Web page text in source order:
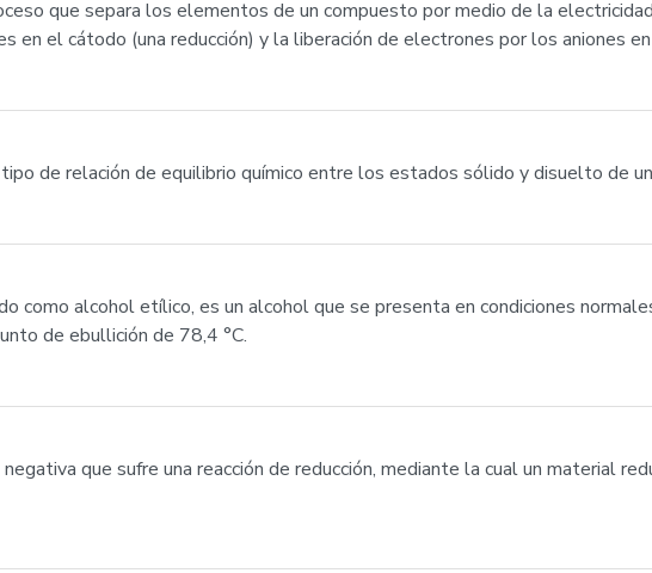
que separa los elementos de un compuesto por medio de la
en el cátodo (una reducción) y la liberación de electrones por los aniones
de relación de equilibrio químico entre los estados sólido y disuelto de
como alcohol etílico, es un alcohol que se presenta en condiciones
de ebullición de 78,4 °C.
que sufre una reacción de reducción, mediante la cual un material